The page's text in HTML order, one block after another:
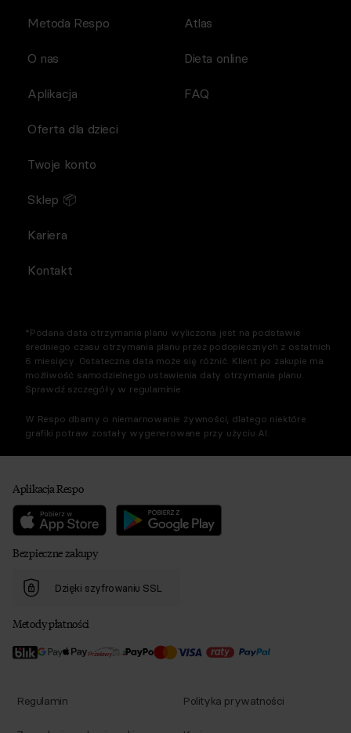
Metoda Respo
O nas
Aplikacja
Atlas
Dieta online
FAQ
Oferta dla dzieci
Twoje konto
Sklep 📦
Kariera
Kontakt
*Podana data otrzymania planu wyliczona jest na podstawie
średniego czasu otrzymania planu przez podopiecznych z ostatnich
6 miesięcy. Ostateczna data może się różnić. Klient po zakupie ma
możliwość samodzielnego ustawienia daty otrzymania planu.
Sprawdź szczegóły w regulaminie.
W Respo dbamy o niemarnowanie żywności, dlatego niektóre
grafiki potraw zostały wygenerowane przy użyciu AI.
Aplikacja Respo
Bezpieczne zakupy
Dzięki szyfrowaniu SSL
Metody płatności
Regulamin Polityka prywatności